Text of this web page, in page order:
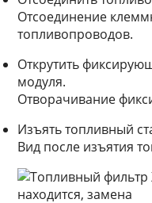
Отсоединение
топливопроводов.
Открутить
модуля.
Отворачивание
Изъять топливный
Вид после изъятия